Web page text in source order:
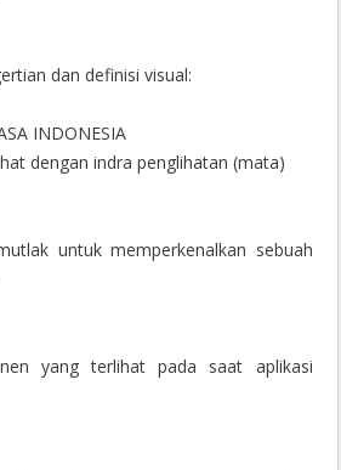
dan definisi visual:
INDONESIA
dengan indra penglihatan (mata)
untuk memperkenalkan sebuah
yang terlihat pada saat aplikasi